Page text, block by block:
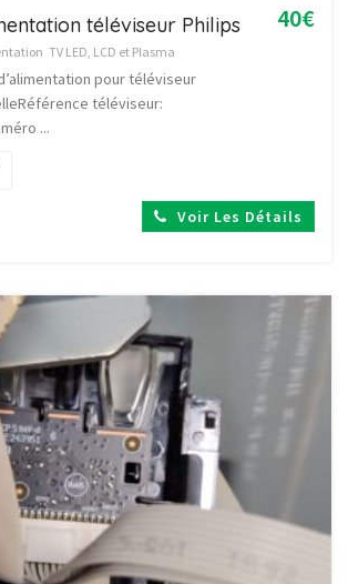
40€
téléviseur Philips
TV LED, LCD et Plasma
pour téléviseur
téléviseur:
...
Voir Les Détails